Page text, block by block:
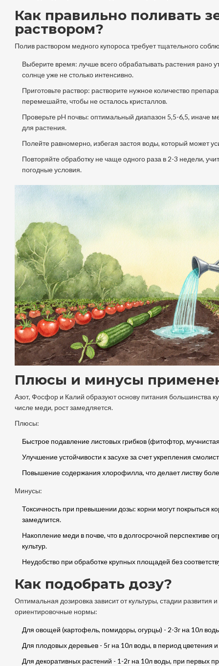
Как правильно поливать
раствором?
Полив раствором медного купороса требует тщательного
Выберите время: лучше всего обрабатывать растения рано
солнце уже не столько интенсивно.
Приготовьте раствор: растворите нужное количество
перемешайте, чтобы не осталось кристаллов.
Проверьте pH почвы: оптимальный диапазон 5,5-6,5, иначе
для растения.
Полейте равномерно, избегая застоя воды, который может
Повторяйте обработку не чаще одного раза в 2-3 недели,
погодные условия.
Плюсы и минусы
Азот, Фосфори Калий образуют основу питания большинства
числе меди, рост замедляется.
Плюсы:
Быстрое подавление листовых грибков (фитофтор,
Улучшение устойчивости к засухе за счет укрепления
Повышение содержания хлорофилла, что делает листву
Минусы:
Токсичность при превышении дозы: корни могут покрыться
замедлится.
Накопление меди в почве, что в долгосрочной перспективе
культур.
Неудобство при обработке крупных площадей без
Как подобрать дозу?
Оптимальная дозировка зависит от культуры, стадии развития
ориентировочные нормы:
Для овощей (картофель, помидоры, огурцы) - 2-3г на 10л
Для плодовых деревьев - 5г на 10л воды, в период цветения
Для декоративных растений - 1-2г на 10л воды, при первых